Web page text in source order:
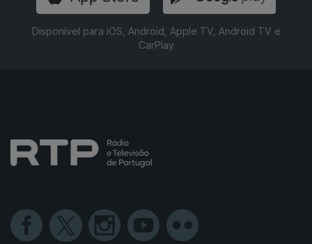
Disponível para iOS, Android, Apple TV, Android TV e
CarPlay